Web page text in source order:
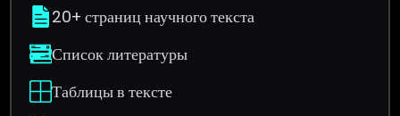
20+ страниц научного текста
Список литературы
Таблицы в тексте